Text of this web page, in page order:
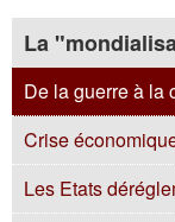
La
De la guerre à la
Crise
Les Etats